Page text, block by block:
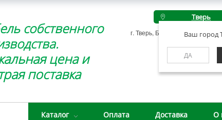
собственного
цена и
поставка
Тверь
Ваш город
ДА
г. Тверь, Беляковский пер., д.
Каталог Оплата Доставка О